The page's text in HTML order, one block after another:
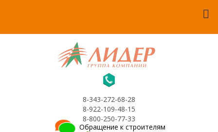
8-343-272-68-28
8-922-109-48-15
8-800-250-77-33
Обращение к строителям